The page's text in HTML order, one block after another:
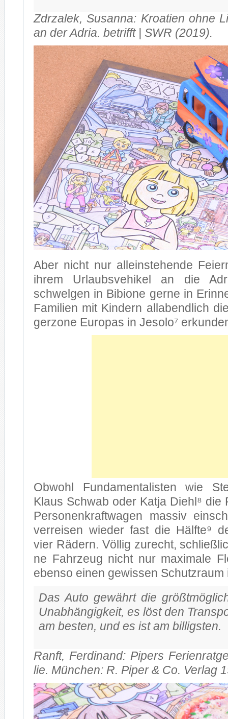
Zdrz­a­lek, Su­san­na: Kroa­ti­en ohne
an der Adria. be­trifft | SWR (2019).
Aber nicht nur al­lein­ste­hen­de
ih­rem Ur­laubs­ve­hi­kel an die
schwel­gen in Bi­bio­ne ger­ne in
Fa­mi­li­en mit Kin­dern all­abend­lich
ger­zo­ne Eu­ro­pas in Je­so­lo⁷
Ob­wohl Fun­da­men­ta­lis­ten wie
Klaus Schwab oder Kat­ja Diehl⁸ die
Per­so­nen­kraft­wa­gen mas­siv
ver­rei­sen wie­der fast die Hälf­te⁹
vier Rä­dern. Völ­lig zu­recht,
ne Fahr­zeug nicht nur ma­xi­ma­le
eben­so ei­nen ge­wis­sen Schutz­raum
Das Auto ge­währt die
Un­ab­hän­gig­keit, es löst den
am bes­ten, und es ist am bil­ligs­ten.
Ranft, Fer­di­nand: Pi­pers
lie. Mün­chen: R. Pi­per & Co. Ver­lag